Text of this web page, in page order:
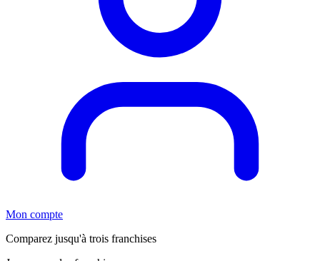
Mon compte
Comparez jusqu'à trois franchises